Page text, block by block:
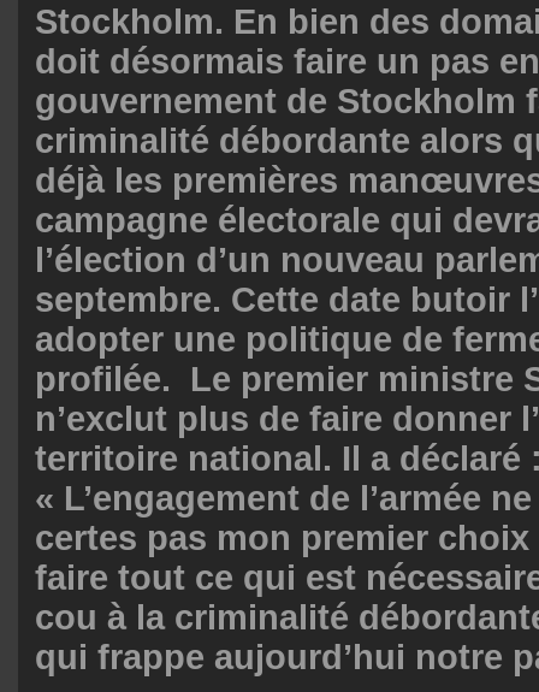
Stockholm. En bien des
doit désormais faire un pas
gouvernement de Stockholm
criminalité débordante alors
déjà les premières
campagne électorale qui
l’élection d’un nouveau
septembre. Cette date butoir
adopter une politique de
profilée. Le premier ministre
n’exclut plus de faire donner
territoire national. Il a déclaré
« L’engagement de l’armée
certes pas mon premier
faire tout ce qui est
cou à la criminalité
qui frappe aujourd’hui notre